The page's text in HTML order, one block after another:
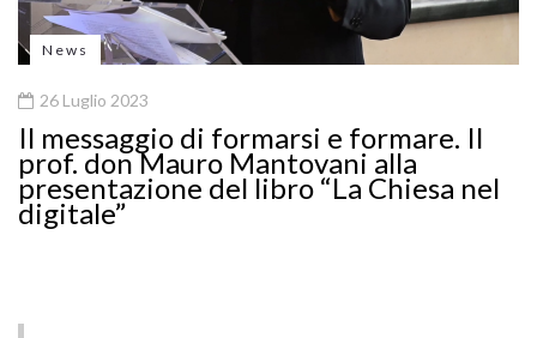
News
26 Luglio 2023
Il messaggio di formarsi e formare. Il
prof. don Mauro Mantovani alla
presentazione del libro “La Chiesa nel
digitale”